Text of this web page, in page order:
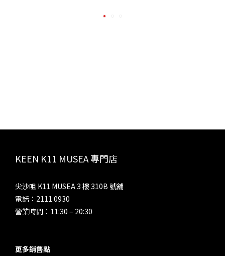
KEEN K11 MUSEA 專門店
尖沙咀 K11 MUSEA 3 樓 310B 號舖
電話：2111 0930
營業時間：11:30 – 20:30
更多銷售點